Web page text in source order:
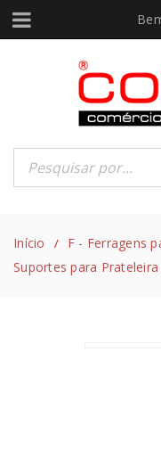
Início / F - Ferragens
Suportes para Prateleira